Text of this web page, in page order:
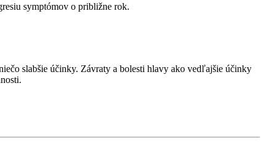
symptómov o približne rok.
slabšie účinky. Závraty a bolesti hlavy ako vedľajšie účinky